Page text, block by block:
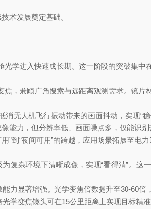
术发展奠定基础。
进入快速成长期。这一阶段的突破集中
兼顾广角搜索与远距离观测需求。镜片
人机飞行振动带来的画面抖动，实现“稳
能力，但分辨率低、画面噪点多，仅能识别
到“夜间可用”的跨越，应用场景拓展至电
杂环境下清晰成像，实现“看得清”。这
显著增强。光学变焦倍数提升至30-60倍
学变焦镜头可在15公里距离上实现目标精准